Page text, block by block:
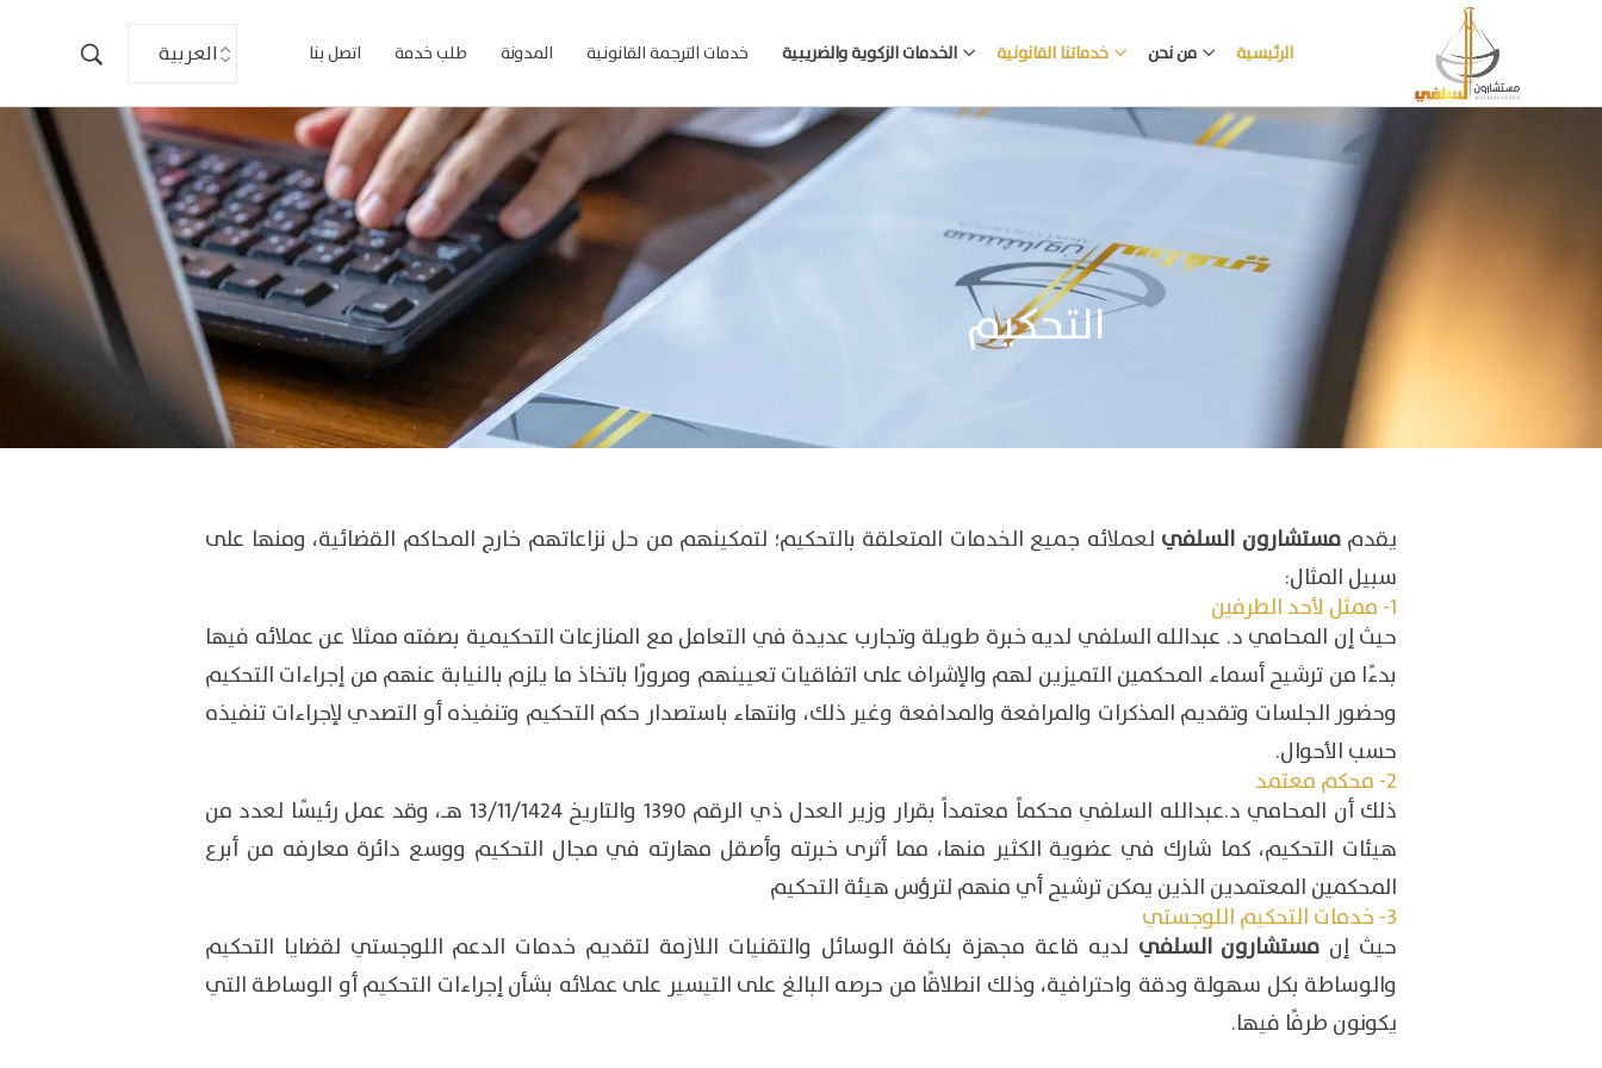
اتصل بنا طلب خدمة المدونة خدمات الترجمة القانونية الخدمات الزكوية والضريبية خدماتنا القانونية من نحن الرئيسية
التحكيم
يقدممستشارون السلفي لعملائه جميع الخدمات المتعلقة بالتحكيم؛ لتمكينهم من حل نزاعاتهم خارج المحاكم القضائية، ومنها على
سبيل المثال:
1- ممثل لأحد الطرفين
حيث إن المحامي د. عبدالله السلفي لديه خبرة طويلة وتجارب عديدة في التعامل مع المنازعات التحكيمية بصفته ممثلا عن عملائه فيها
بدءًا من ترشيح أسماء المحكمين التميزين لهم والإشراف على اتفاقيات تعيينهم ومرورًا باتخاذ ما يلزم بالنيابة عنهم من إجراءات التحكيم
وحضور الجلسات وتقديم المذكرات والمرافعة والمدافعة وغير ذلك، وانتهاء باستصدار حكم التحكيم وتنفيذه أو التصدي لإجراءات تنفيذه
حسب الأحوال.
2- محكم معتمد
ذلك أن المحامي د.عبدالله السلفي محكماً معتمداً بقرار وزير العدل ذي الرقم 1390 والتاريخ 13/11/1424 هـ، وقد عمل رئيسًا لعدد من
هيئات التحكيم، كما شارك في عضوية الكثير منها، مما أثرى خبرته وأصقل مهارته في مجال التحكيم ووسع دائرة معارفه من أبرع
المحكمين المعتمدين الذين يمكن ترشيح أي منهم لترؤس هيئة التحكيم
3- خدمات التحكيم اللوجستي
حيث إن مستشارون السلفي لديه قاعة مجهزة بكافة الوسائل والتقنيات اللازمة لتقديم خدمات الدعم اللوجستي لقضايا التحكيم
والوساطة بكل سهولة ودقة واحترافية، وذلك انطلاقًا من حرصه البالغ على التيسير على عملائه بشأن إجراءات التحكيم أو الوساطة التي
يكونون طرفًا فيها.